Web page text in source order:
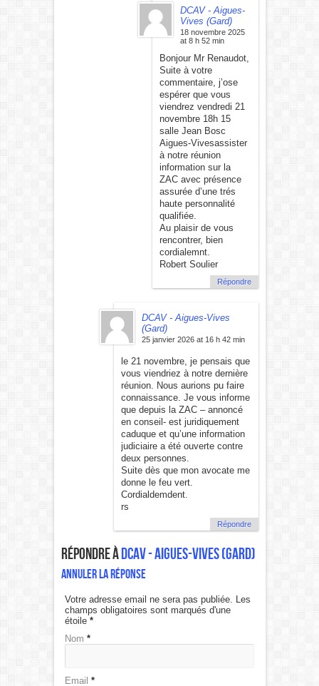
DCAV - Aigues-
Vives (Gard)
18 novembre 2025
at 8 h 52 min
Bonjour Mr Renaudot,
Suite à votre
commentaire, j’ose
espérer que vous
viendrez vendredi 21
novembre 18h 15
salle Jean Bosc
Aigues-Vivesassister
à notre réunion
information sur la
ZAC avec présence
assurée d’une trés
haute personnalité
qualifiée.
Au plaisir de vous
rencontrer, bien
cordialemnt.
Robert Soulier
Répondre
DCAV - Aigues-Vives
(Gard)
25 janvier 2026 at 16 h 42 min
le 21 novembre, je pensais que
vous viendriez à notre dernière
réunion. Nous aurions pu faire
connaissance. Je vous informe
que depuis la ZAC – annoncé
en conseil- est juridiquement
caduque et qu’une information
judiciaire a été ouverte contre
deux personnes.
Suite dès que mon avocate me
donne le feu vert.
Cordialdemdent.
rs
Répondre
Répondre àDCAV - Aigues-Vives (Gard)
Annuler la réponse
Votre adresse email ne sera pas publiée. Les
champs obligatoires sont marqués d'une
étoile *
Nom *
Email *